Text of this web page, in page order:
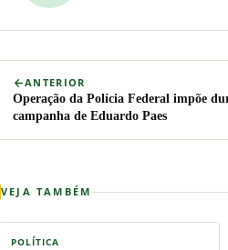
ANTERIOR
Operação da Polícia Federal impõe
campanha de Eduardo Paes
VEJA TAMBÉM
POLÍTICA